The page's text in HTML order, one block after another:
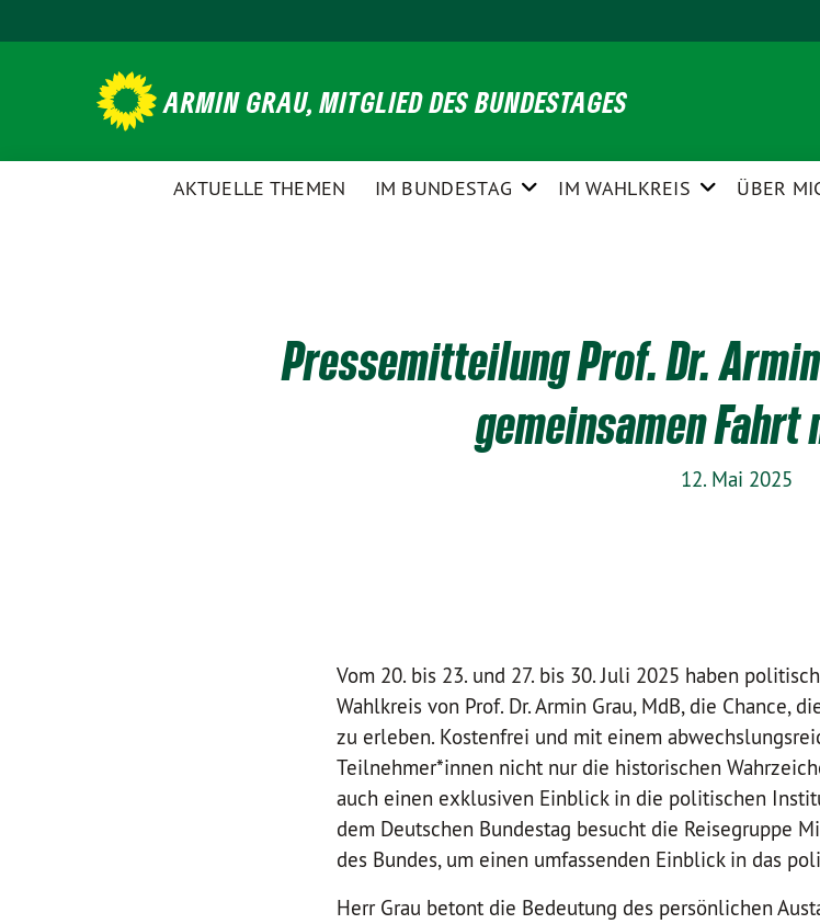
zum
ARMIN GRAU, MITGLIED DES BUNDESTAGES
AKTUELLE THEMEN IM BUNDESTAG IM WAHLKREIS ÜBER
Pressemitteilung Prof. Dr.
gemeinsamen Fahrt
12. Mai 2025
Vom 20. bis 23. und 27. bis 30. Juli 2025 haben
Wahlkreis von Prof. Dr. Armin Grau, MdB, die Chance,
zu erleben. Kostenfrei und mit einem
Teilnehmer*innen nicht nur die historischen
auch einen exklusiven Einblick in die politischen
dem Deutschen Bundestag besucht die Reisegruppe
des Bundes, um einen umfassenden Einblick in das
Herr Grau betont die Bedeutung des persönlichen